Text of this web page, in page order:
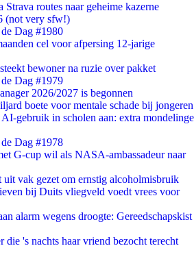
routes naar geheime kazerne
(not very sfw!)
Dag #1980
cel voor afpersing 12-jarige
bewoner na ruzie over pakket
Dag #1979
2026/2027 is begonnen
boete voor mentale schade bij jongeren
gebruik in scholen aan: extra mondelinge
Dag #1978
G-cup wil als NASA-ambassadeur naar
uit vak gezet om ernstig alcoholmisbruik
bij Duits vliegveld voedt vrees voor
alarm wegens droogte: Gereedschapskist
die 's nachts haar vriend bezocht terecht